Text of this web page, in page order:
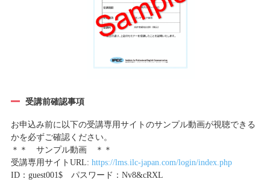
受講前確認事項
お申込み前に以下の受講専用サイトのサンプル動画が視聴できる
かを必ずご確認ください。
＊＊ サンプル動画 ＊＊
受講専用サイトURL: https://lms.ilc-japan.com/login/index.php
ID：guest001$ パスワード：Nv8&cRXL